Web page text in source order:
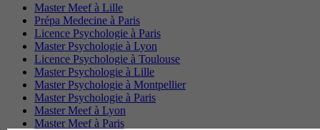
Master Meef à Lille
Prépa Medecine à Paris
Licence Psychologie à Paris
Master Psychologie à Lyon
Licence Psychologie à Toulouse
Master Psychologie à Lille
Master Psychologie à Montpellier
Master Psychologie à Paris
Master Meef à Lyon
Master Meef à Paris